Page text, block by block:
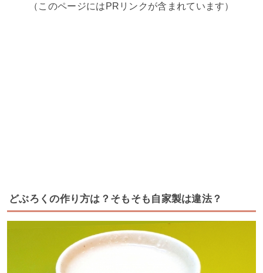
（このページにはPRリンクが含まれています）
どぶろくの作り方は？そもそも自家製は違法？